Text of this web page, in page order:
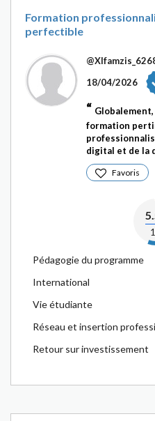
Formation
perfectible
18/04/2026
formation
digital et de la
Favoris
Pédagogie du programme
International
Vie étudiante
Réseau et insertion
Retour sur investissement